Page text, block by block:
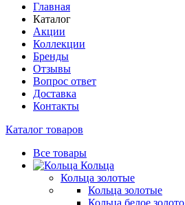
Главная
Каталог
Акции
Коллекции
Бренды
Отзывы
Вопрос ответ
Доставка
Контакты
Каталог товаров
Все товары
Кольца
Кольца золотые
Кольца золотые
Кольца белое золото